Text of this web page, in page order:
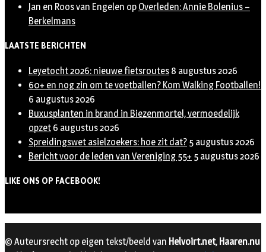
Jan en Roos van Engelen op Overleden: Annie Bolenius –
Berkelmans
LAATSTE BERICHTEN
Leyetocht 2026: nieuwe fietsroutes 8 augustus 2026
60+ en nog zin om te voetballen? Kom Walking Footballen!
6 augustus 2026
Buxusplanten in brand in Biezenmortel, vermoedelijk
opzet 6 augustus 2026
Spreidingswet asielzoekers: hoe zit dat? 5 augustus 2026
Bericht voor de leden van Vereniging 55+ 5 augustus 2026
LIKE ONS OP FACEBOOK!
© Auteursrecht op eigen tekst/beeld van Helvoirt.net, Haaren.nu